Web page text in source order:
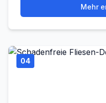
Mehr
04